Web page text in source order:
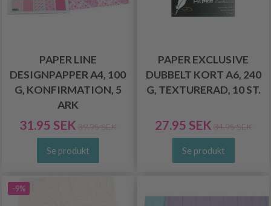
PAPER LINE
DESIGNPAPPER A4, 100
G, KONFIRMATION, 5
ARK
31.95 SEK 39.95 SEK
Se produkt
PAPER EXCLUSIVE
DUBBELT KORT A6, 240
G, TEXTURERAD, 10 ST.
27.95 SEK 34.95 SEK
Se produkt
-9%